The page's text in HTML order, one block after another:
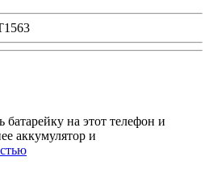
на этот телефон и
аккумулятор и